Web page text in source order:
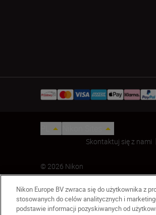
Skontaktuj się z nami
© 2026 Nikon
Nikon Europe BV zwraca się do użytkownika z
stosowanych do celów analitycznych i
podstawie informacji pozyskiwanych od